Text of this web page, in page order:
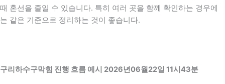
때 혼선을 줄일 수 있습니다. 특히 여러 곳을 함께 확인하는 경우에
는 같은 기준으로 정리하는 것이 좋습니다.
구리하수구막힘 진행 흐름 예시 2026년06월22일 11시43분